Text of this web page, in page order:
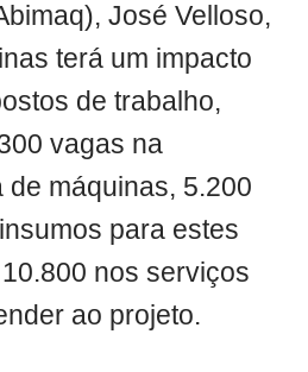
José Velloso,
terá um impacto
de trabalho,
vagas na
máquinas, 5.200
para estes
nos serviços
ao projeto.